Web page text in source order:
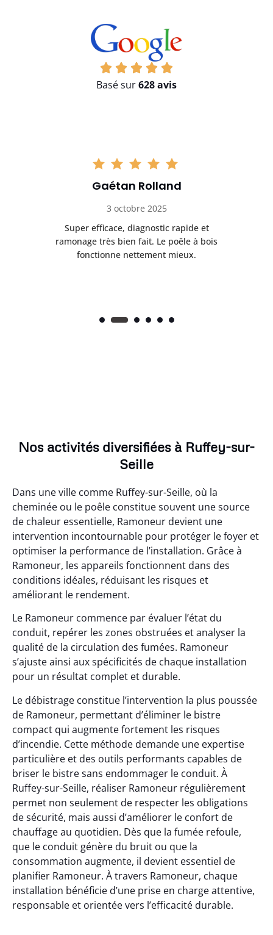
Basé sur628 avis
Gaétan Rolland
3 octobre 2025
Super efficace, diagnostic rapide et
ramonage très bien fait. Le poêle à bois
fonctionne nettement mieux.
Nos activités diversifiées à Ruffey-sur-
Seille
Dans une ville comme Ruffey-sur-Seille, où la
cheminée ou le poêle constitue souvent une source
de chaleur essentielle, Ramoneur devient une
intervention incontournable pour protéger le foyer et
optimiser la performance de l’installation. Grâce à
Ramoneur, les appareils fonctionnent dans des
conditions idéales, réduisant les risques et
améliorant le rendement.
Le Ramoneur commence par évaluer l’état du
conduit, repérer les zones obstruées et analyser la
qualité de la circulation des fumées. Ramoneur
s’ajuste ainsi aux spécificités de chaque installation
pour un résultat complet et durable.
Le débistrage constitue l’intervention la plus poussée
de Ramoneur, permettant d’éliminer le bistre
compact qui augmente fortement les risques
d’incendie. Cette méthode demande une expertise
particulière et des outils performants capables de
briser le bistre sans endommager le conduit. À
Ruffey-sur-Seille, réaliser Ramoneur régulièrement
permet non seulement de respecter les obligations
de sécurité, mais aussi d’améliorer le confort de
chauffage au quotidien. Dès que la fumée refoule,
que le conduit génère du bruit ou que la
consommation augmente, il devient essentiel de
planifier Ramoneur. À travers Ramoneur, chaque
installation bénéficie d’une prise en charge attentive,
responsable et orientée vers l’efficacité durable.